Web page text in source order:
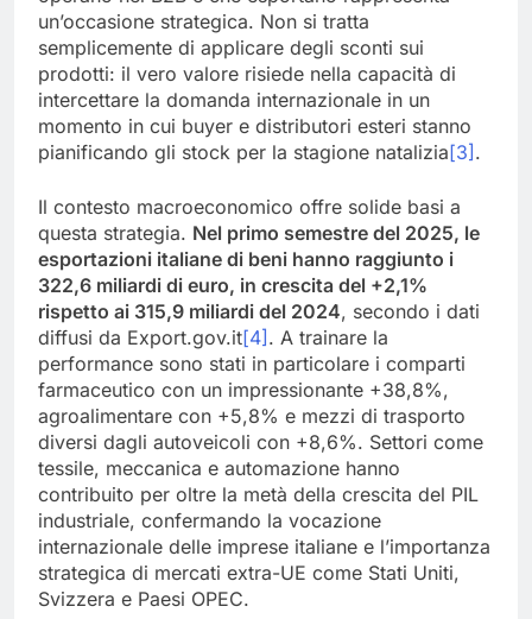
un’occasione strategica. Non si tratta
semplicemente di applicare degli sconti sui
prodotti: il vero valore risiede nella capacità di
intercettare la domanda internazionale in un
momento in cui buyer e distributori esteri stanno
pianificando gli stock per la stagione natalizia[3] .
Il contesto macroeconomico offre solide basi a
questa strategia. Nel primo semestre del 2025, le
esportazioni italiane di beni hanno raggiunto i
322,6 miliardi di euro, in crescita del +2,1%
rispetto ai 315,9 miliardi del 2024, secondo i dati
diffusi da Export.gov.it[4] . A trainare la
performance sono stati in particolare i comparti
farmaceutico con un impressionante +38,8%,
agroalimentare con +5,8% e mezzi di trasporto
diversi dagli autoveicoli con +8,6%. Settori come
tessile, meccanica e automazione hanno
contribuito per oltre la metà della crescita del PIL
industriale, confermando la vocazione
internazionale delle imprese italiane e l’importanza
strategica di mercati extra-UE come Stati Uniti,
Svizzera e Paesi OPEC.